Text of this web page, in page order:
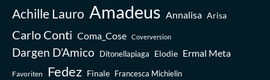
Achille Lauro Amadeus Annalisa Arisa
Carlo Conti Coma_Cose Coverversion
Dargen D’Amico Ditonellapiaga Elodie Ermal Meta
Favoriten Fedez Finale Francesca Michielin